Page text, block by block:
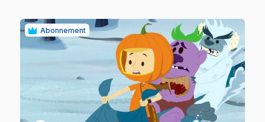
Abonnement